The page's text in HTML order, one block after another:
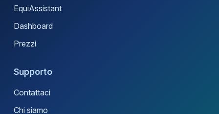
EquiAssistant
Dashboard
Prezzi
Supporto
Contattaci
Chi siamo